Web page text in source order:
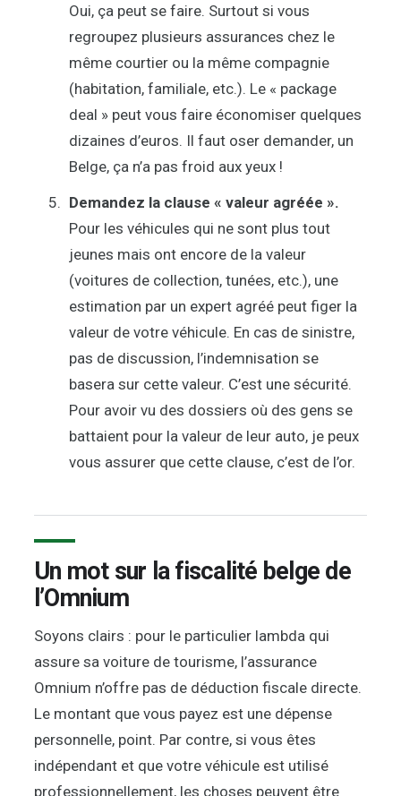
Oui, ça peut se faire. Surtout si vous
regroupez plusieurs assurances chez le
même courtier ou la même compagnie
(habitation, familiale, etc.). Le « package
deal » peut vous faire économiser quelques
dizaines d’euros. Il faut oser demander, un
Belge, ça n’a pas froid aux yeux !
Demandez la clause « valeur agréée ».
Pour les véhicules qui ne sont plus tout
jeunes mais ont encore de la valeur
(voitures de collection, tunées, etc.), une
estimation par un expert agréé peut figer la
valeur de votre véhicule. En cas de sinistre,
pas de discussion, l’indemnisation se
basera sur cette valeur. C’est une sécurité.
Pour avoir vu des dossiers où des gens se
battaient pour la valeur de leur auto, je peux
vous assurer que cette clause, c’est de l’or.
Un mot sur la fiscalité belge de
l’Omnium
Soyons clairs : pour le particulier lambda qui
assure sa voiture de tourisme, l’assurance
Omnium n’offre pas de déduction fiscale directe.
Le montant que vous payez est une dépense
personnelle, point. Par contre, si vous êtes
indépendant et que votre véhicule est utilisé
professionnellement, les choses peuvent être